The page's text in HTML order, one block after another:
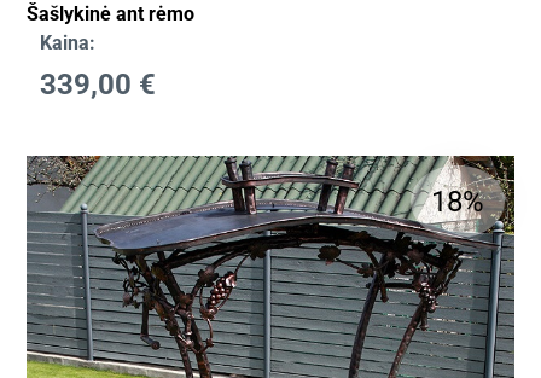
Šašlykinė ant rėmo
Kaina:
339,00 €
18%